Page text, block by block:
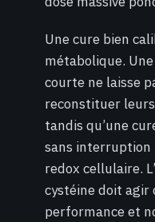
Une cure bien
métabolique.
courte ne laisse
reconstituer
tandis qu’une
sans interruption
redox cellulaire.
cystéine doit agir
performance et